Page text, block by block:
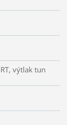
výtlak tun